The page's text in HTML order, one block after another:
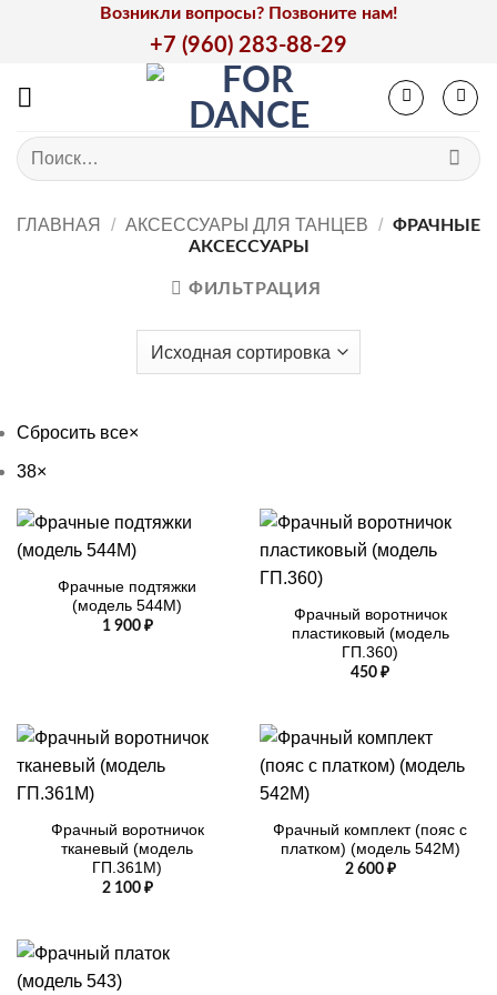
Возникли вопросы? Позвоните нам!
+7 (960) 283-88-29
Искать:
ГЛАВНАЯ / АКСЕССУАРЫ ДЛЯ ТАНЦЕВ / ФРАЧНЫЕ
АКСЕССУАРЫ
ФИЛЬТРАЦИЯ
Сбросить все×
38×
Фрачные подтяжки
(модель 544М)
1 900 ₽
Фрачный воротничок
пластиковый (модель
ГП.360)
450 ₽
Фрачный воротничок
тканевый (модель
ГП.361М)
2 100 ₽
Фрачный комплект (пояс с
платком) (модель 542М)
2 600 ₽